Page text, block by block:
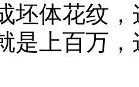
坯体花纹
是上百万